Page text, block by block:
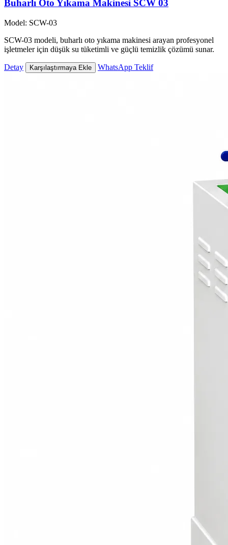
Buharlı Oto Yıkama Makinesi SCW 03
Model: SCW-03
SCW-03 modeli, buharlı oto yıkama makinesi arayan profesyonel
işletmeler için düşük su tüketimli ve güçlü temizlik çözümü sunar.
Detay Karşılaştırmaya Ekle WhatsApp Teklif